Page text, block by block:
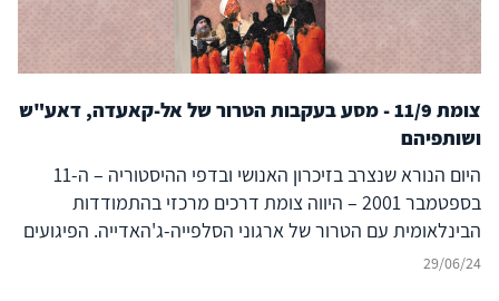
צומת 11/9 - מסע בעקבות הטרור של אל-קאעדה, דאע"ש
ושותפיהם
היום הנורא שנצרב בזיכרון האנושי ובדפי ההיסטוריה – ה-11
בספטמבר 2001 – היווה צומת דרכים מרכזי בהתמודדות
הבינלאומית עם הטרור של ארגוני הסלפייה-ג'האדייה. הפיגועים
המחרידים וחסרי התקדים בניו יורק ובוושינגטון הפכו את
29/06/24